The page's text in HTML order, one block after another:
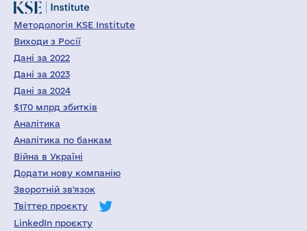
Методологія KSE Institute
Виходи з Росії
Дані за 2022
Дані за 2023
Дані за 2024
$170 млрд збитків
Аналітика
Аналітика по банкам
Війна в Україні
Додати нову компанію
Зворотній зв'язок
Твіттер проєкту
LinkedIn проєкту